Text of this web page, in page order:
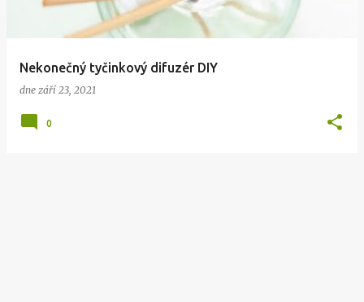
Nekonečný tyčinkový difuzér DIY
dne září 23, 2021
0